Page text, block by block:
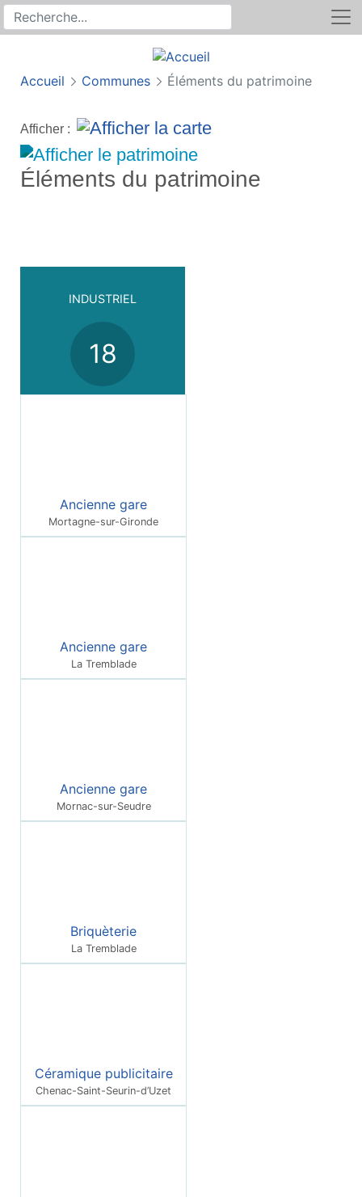
Recherche sur le site
Rechercher
Accueil Communes Éléments du patrimoine
Afficher :
Éléments du patrimoine
INDUSTRIEL
18
Ancienne gare
Mortagne-sur-Gironde
Ancienne gare
La Tremblade
Ancienne gare
Mornac-sur-Seudre
Briquèterie
La Tremblade
Céramique publicitaire
Chenac-Saint-Seurin-d’Uzet